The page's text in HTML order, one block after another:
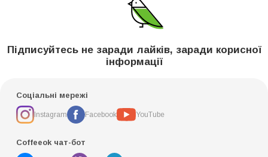
Підписуйтесь не заради лайків, заради корисної
інформації
Соціальні мережі
Instagram Facebook YouTube
Coffeeok чат-бот